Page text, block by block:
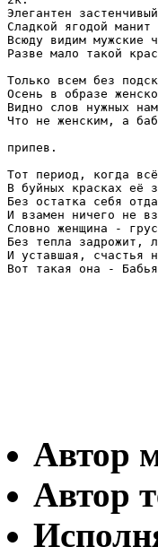
Элегантен
Сладкой ягодой манит
Всюду видим мужские
Разве мало такой
Только всем без
Осень в образе
Видно слов нужных
Что не женским, а
припев.
Тот период, когда
В буйных красках её
Без остатка себя
И взамен ничего не
Словно женщина -
Без тепла задрожит,
И уставшая, счастья
Вот такая она -
Автор
Автор